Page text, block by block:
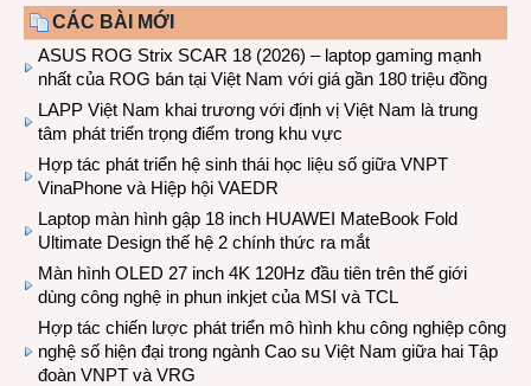
CÁC BÀI MỚI
ASUS ROG Strix SCAR 18 (2026) – laptop gaming mạnh
nhất của ROG bán tại Việt Nam với giá gần 180 triệu đồng
LAPP Việt Nam khai trương với định vị Việt Nam là trung
tâm phát triển trọng điểm trong khu vực
Hợp tác phát triển hệ sinh thái học liệu số giữa VNPT
VinaPhone và Hiệp hội VAEDR
Laptop màn hình gập 18 inch HUAWEI MateBook Fold
Ultimate Design thế hệ 2 chính thức ra mắt
Màn hình OLED 27 inch 4K 120Hz đầu tiên trên thế giới
dùng công nghệ in phun inkjet của MSI và TCL
Hợp tác chiến lược phát triển mô hình khu công nghiệp công
nghệ số hiện đại trong ngành Cao su Việt Nam giữa hai Tập
đoàn VNPT và VRG